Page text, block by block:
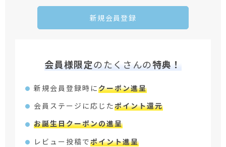
新規会員登録
会員様限定のたくさんの特典！
新規会員登録時にクーポン進呈
会員ステージに応じたポイント還元
お誕生日クーポンの進呈
レビュー投稿でポイント進呈